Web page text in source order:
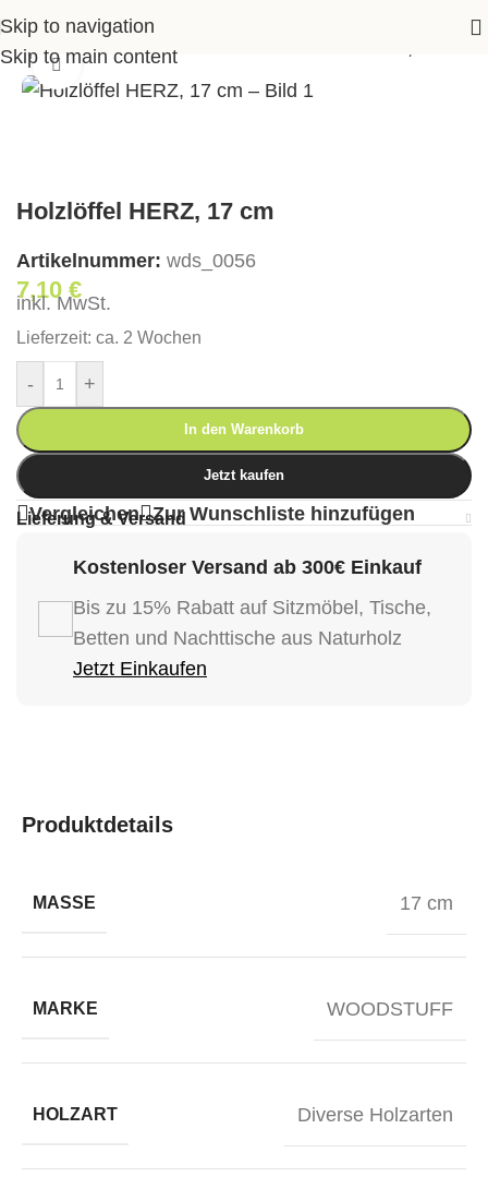
Skip to navigation
Skip to main content
> Accessoires>
Klick zum Vergrößern
Holzlöffel HERZ, 17 cm
Artikelnummer: wds_0056
7,10 €
inkl. MwSt.
Lieferzeit: ca. 2 Wochen
- +
In den Warenkorb
Jetzt kaufen
Vergleichen Zur Wunschliste hinzufügen
Lieferung & Versand
Kostenloser Versand ab 300€ Einkauf
Bis zu 15% Rabatt auf Sitzmöbel, Tische,
Betten und Nachttische aus Naturholz
Jetzt Einkaufen
Produktdetails
MASSE 17 cm
MARKE WOODSTUFF
HOLZART Diverse Holzarten